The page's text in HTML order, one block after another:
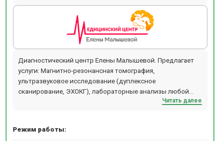
Диагностический центр Елены Малышевой. Предлагает
услуги: Магнитно-резонансная томография,
ультразвуковое исследование (дуплексное
сканирование, ЭХОКГ), лабораторные анализы любой
степени сложности, включая генетические исследования
MAGNETOM Aera (1,5 Тл), позволяющим обслуживать
Читать далее
Режим работы: